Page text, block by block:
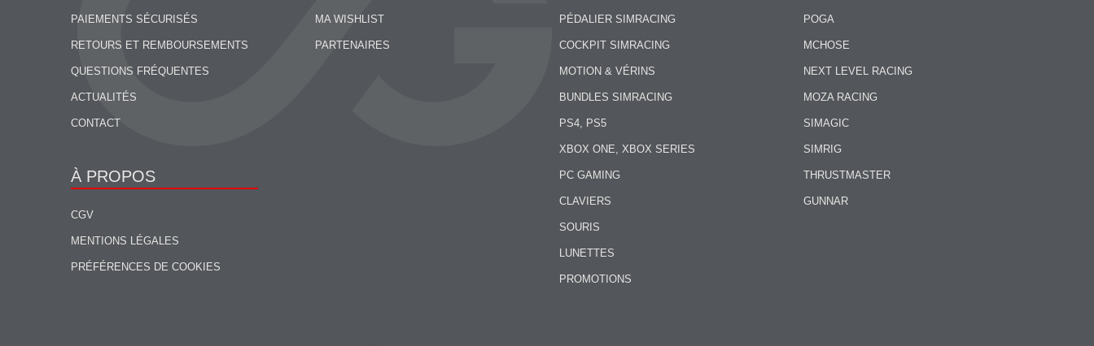
PAIEMENTS SÉCURISÉS
RETOURS ET REMBOURSEMENTS
QUESTIONS FRÉQUENTES
ACTUALITÉS
CONTACT
À PROPOS
CGV
MENTIONS LÉGALES
PRÉFÉRENCES DE COOKIES
MA WISHLIST
PARTENAIRES
PÉDALIER SIMRACING
COCKPIT SIMRACING
MOTION & VÉRINS
BUNDLES SIMRACING
PS4, PS5
XBOX ONE, XBOX SERIES
PC GAMING
CLAVIERS
SOURIS
LUNETTES
PROMOTIONS
POGA
MCHOSE
NEXT LEVEL RACING
MOZA RACING
SIMAGIC
SIMRIG
THRUSTMASTER
GUNNAR